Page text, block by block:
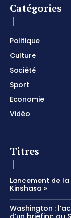
I
Catégories
Politique
Culture
Société
Sport
Economie
Vidéo
Titres
Lancement de la
Kinshasa »
Washington :